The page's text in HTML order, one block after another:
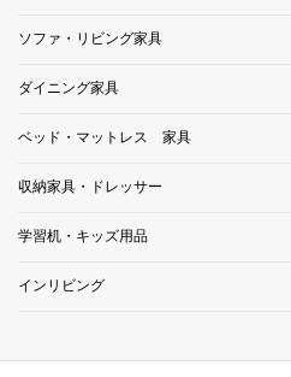
ソファ・リビング家具
ダイニング家具
ベッド・マットレス 家具
収納家具・ドレッサー
学習机・キッズ用品
インリビング